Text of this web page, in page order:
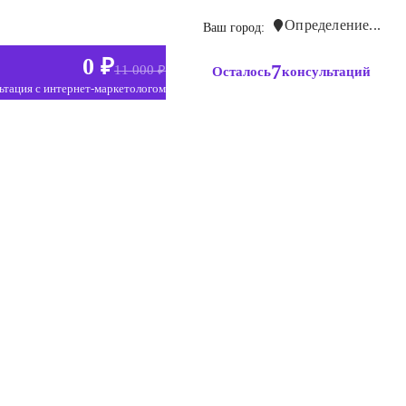
Ваш город: Определение...
0 ₽11 000 ₽
с интернет-маркетологом
Осталось7консультаций